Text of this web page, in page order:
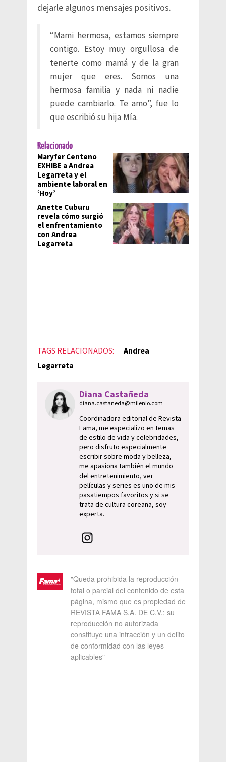
dejarle algunos mensajes positivos.
“Mami hermosa, estamos siempre
contigo. Estoy muy orgullosa de
tenerte como mamá y de la gran
mujer que eres. Somos una
hermosa familia y nada ni nadie
puede cambiarlo. Te amo”, fue lo
que escribió su hija Mía.
Relacionado
Maryfer Centeno
EXHIBE a Andrea
Legarreta y el
ambiente laboral en
‘Hoy’
Anette Cuburu
revela cómo surgió
el enfrentamiento
con Andrea
Legarreta
TAGS RELACIONADOS:
Andrea
Legarreta
Diana Castañeda
diana.castaneda@milenio.com
Coordinadora editorial de Revista
Fama, me especializo en temas
de estilo de vida y celebridades,
pero disfruto especialmente
escribir sobre moda y belleza,
me apasiona también el mundo
del entretenimiento, ver
películas y series es uno de mis
pasatiempos favoritos y si se
trata de cultura coreana, soy
experta.
"Queda prohibida la reproducción
total o parcial del contenido de esta
página, mismo que es propiedad de
REVISTA FAMA S.A. DE C.V.; su
reproducción no autorizada
constituye una infracción y un delito
de conformidad con las leyes
aplicables"